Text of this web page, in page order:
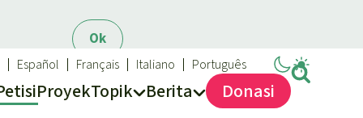
Ok
ProyekTopik Berita
Español Français Italiano Português
Donasi